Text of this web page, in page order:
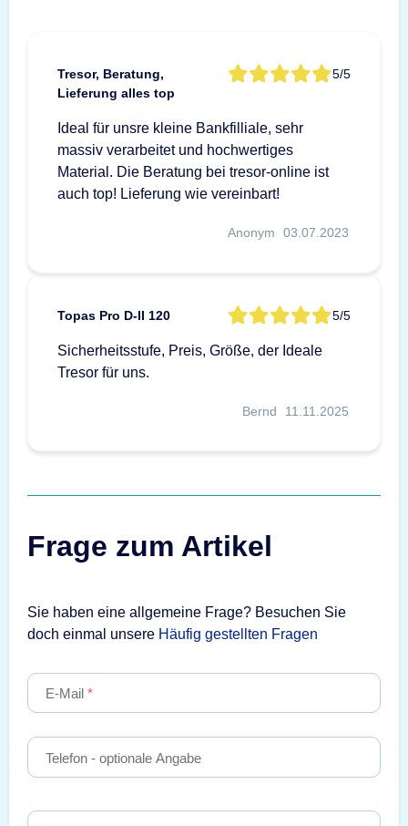
Tresor, Beratung,
Lieferung alles top
5/5
Ideal für unsre kleine Bankfilliale, sehr
massiv verarbeitet und hochwertiges
Material. Die Beratung bei tresor-online ist
auch top! Lieferung wie vereinbart!
Anonym 03.07.2023
Topas Pro D-II 120 5/5
Sicherheitsstufe, Preis, Größe, der Ideale
Tresor für uns.
Bernd 11.11.2025
Frage zum Artikel
Sie haben eine allgemeine Frage? Besuchen Sie
doch einmal unsere Häufig gestellten Fragen
E-Mail
Telefon - optionale Angabe